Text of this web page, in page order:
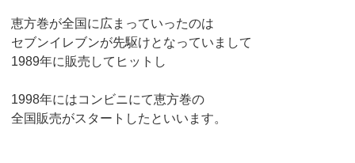
恵方巻が全国に広まっていったのは
セブンイレブンが先駆けとなっていまして
1989年に販売してヒットし
1998年にはコンビニにて恵方巻の
全国販売がスタートしたといいます。